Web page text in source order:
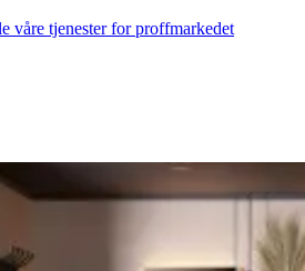
våre tjenester for proffmarkedet